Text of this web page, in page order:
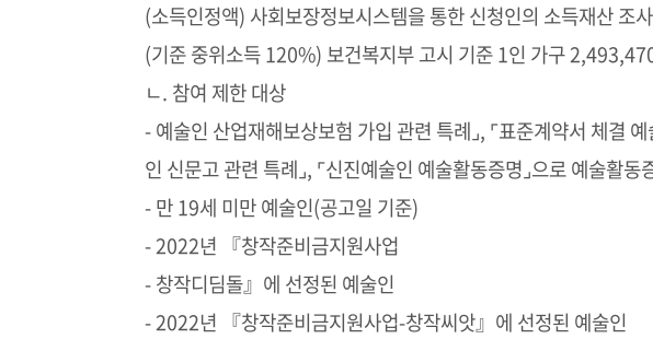
(소득인정액) 사회보장정보시스템을 통한 신청인의 소득재산 조
(기준 중위소득 120%) 보건복지부 고시 기준 1인 가구
ㄴ. 참여 제한 대상
- 예술인 산업재해보상보험 가입 관련 특례⌟, ⌜표준계약서 체결
인 신문고 관련 특례⌟, ⌜신진예술인 예술활동증명⌟으로 예술활동
- 만 19세 미만 예술인(공고일 기준)
- 2022년 『창작준비금지원사업
- 창작디딤돌』에 선정된 예술인
- 2022년 『창작준비금지원사업-창작씨앗』에 선정된 예술인